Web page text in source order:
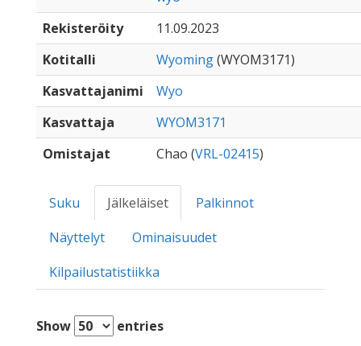
Rekisteröity
11.09.2023
Kotitalli
Wyoming(WYOM3171)
Kasvattajanimi
Wyo
Kasvattaja
WYOM3171
Omistajat
Chao (VRL-02415)
Suku Jälkeläiset
Palkinnot
Näyttelyt
Ominaisuudet
Kilpailustatistiikka
Show
entries